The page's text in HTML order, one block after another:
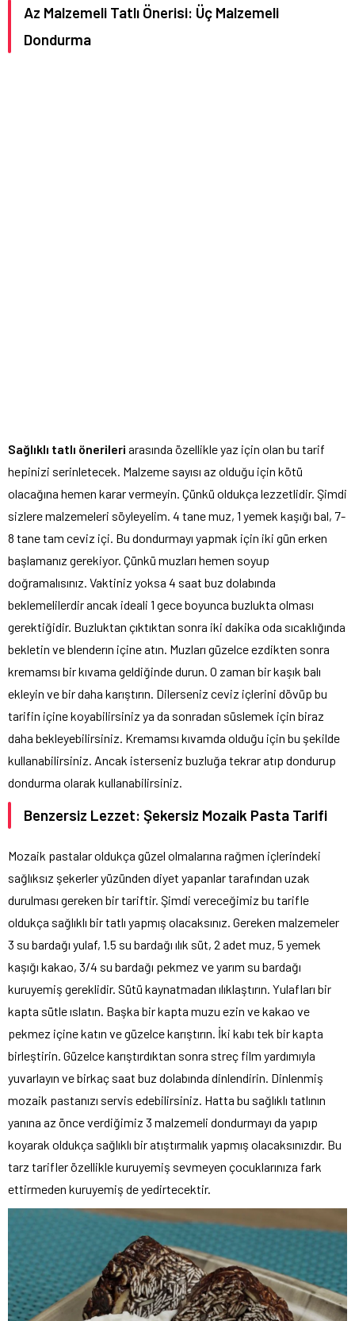
Az Malzemeli Tatlı Önerisi: Üç Malzemeli
Dondurma
Sağlıklı tatlı önerileri arasında özellikle yaz için olan bu tarif
hepinizi serinletecek. Malzeme sayısı az olduğu için kötü
olacağına hemen karar vermeyin. Çünkü oldukça lezzetlidir. Şimdi
sizlere malzemeleri söyleyelim. 4 tane muz, 1 yemek kaşığı bal, 7-
8 tane tam ceviz içi. Bu dondurmayı yapmak için iki gün erken
başlamanız gerekiyor. Çünkü muzları hemen soyup
doğramalısınız. Vaktiniz yoksa 4 saat buz dolabında
beklemelilerdir ancak ideali 1 gece boyunca buzlukta olması
gerektiğidir. Buzluktan çıktıktan sonra iki dakika oda sıcaklığında
bekletin ve blenderın içine atın. Muzları güzelce ezdikten sonra
kremamsı bir kıvama geldiğinde durun. O zaman bir kaşık balı
ekleyin ve bir daha karıştırın. Dilerseniz ceviz içlerini dövüp bu
tarifin içine koyabilirsiniz ya da sonradan süslemek için biraz
daha bekleyebilirsiniz. Kremamsı kıvamda olduğu için bu şekilde
kullanabilirsiniz. Ancak isterseniz buzluğa tekrar atıp dondurup
dondurma olarak kullanabilirsiniz.
Benzersiz Lezzet: Şekersiz Mozaik Pasta Tarifi
Mozaik pastalar oldukça güzel olmalarına rağmen içlerindeki
sağlıksız şekerler yüzünden diyet yapanlar tarafından uzak
durulması gereken bir tariftir. Şimdi vereceğimiz bu tarifle
oldukça sağlıklı bir tatlı yapmış olacaksınız. Gereken malzemeler
3 su bardağı yulaf, 1.5 su bardağı ılık süt, 2 adet muz, 5 yemek
kaşığı kakao, 3/4 su bardağı pekmez ve yarım su bardağı
kuruyemiş gereklidir. Sütü kaynatmadan ılıklaştırın. Yulafları bir
kapta sütle ıslatın. Başka bir kapta muzu ezin ve kakao ve
pekmez içine katın ve güzelce karıştırın. İki kabı tek bir kapta
birleştirin. Güzelce karıştırdıktan sonra streç film yardımıyla
yuvarlayın ve birkaç saat buz dolabında dinlendirin. Dinlenmiş
mozaik pastanızı servis edebilirsiniz. Hatta bu sağlıklı tatlının
yanına az önce verdiğimiz 3 malzemeli dondurmayı da yapıp
koyarak oldukça sağlıklı bir atıştırmalık yapmış olacaksınızdır. Bu
tarz tarifler özellikle kuruyemiş sevmeyen çocuklarınıza fark
ettirmeden kuruyemiş de yedirtecektir.